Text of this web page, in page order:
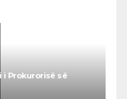
i Prokurorisë së